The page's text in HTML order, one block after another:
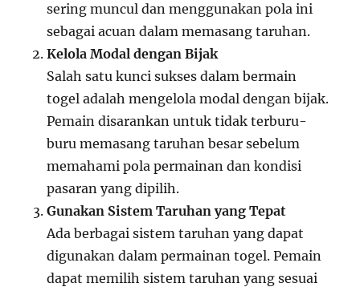
sering muncul dan menggunakan pola ini
sebagai acuan dalam memasang taruhan.
Kelola Modal dengan Bijak
Salah satu kunci sukses dalam bermain
togel adalah mengelola modal dengan bijak.
Pemain disarankan untuk tidak terburu-
buru memasang taruhan besar sebelum
memahami pola permainan dan kondisi
pasaran yang dipilih.
Gunakan Sistem Taruhan yang Tepat
Ada berbagai sistem taruhan yang dapat
digunakan dalam permainan togel. Pemain
dapat memilih sistem taruhan yang sesuai